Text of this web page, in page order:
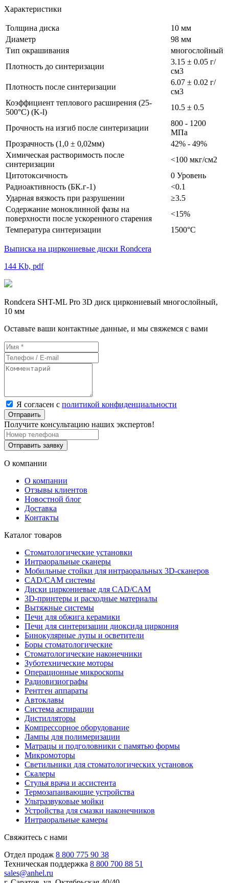
Характеристики
Толщина диска
10 мм
Диаметр
98 мм
Тип окрашивания
многослойный
Плотность до синтеризации
3.15 ± 0.05 г/
см3
Плотность после синтеризации
6.07 ± 0.02 г/
см3
Коэффициент теплового расширения (25-
500°C) (K-l)
10.5 ± 0.5
Прочность на изгиб после синтеризации
800 - 1200
МПа
Прозрачность (1,0 ± 0,02мм)
42% - 49%
Химическая растворимость после
синтеризации
<100 мкг/см2
Цитотоксичность
0 Уровень
Радиоактивность (БК.г-1)
<0.1
Ударная вязкость при разрушении
≥3.5
Содержание моноклинной фазы на
поверхности после ускоренного старения
<15%
Температура синтеризации
1500°C
Выписка на циркониевые диски Rondcera
144 Kb, pdf
Rondcera SHT-ML Pro 3D диск циркониевый многослойный,
10 мм
Оставьте ваши контактные данные, и мы свяжемся с вами
Я согласен с политикой конфиденциальности
Отправить
Получите консультацию наших экспертов!
Отправить заявку
О компании
О компании
Отзывы клиентов
Новостной блог
Доставка
Контакты
Каталог товаров
Стоматологические установки
Интраоральные сканеры
Мобильные стойки для интраоральных 3D-сканеров
CAD/CAM системы
Диски циркониевые для CAD/CAM
3D-принтеры и расходные материалы
Вытяжные системы
Печи для обжига керамики
Печи для синтеризации диоксида циркония
Бинокулярные лупы и осветители
Боры стоматологические
Стоматологические наконечники
Зуботехнические моторы
Операционные микроскопы
Радиовизиографы
Рентген аппараты
Автоклавы
Система аспирации
Дистилляторы
Компрессорное оборудование
Лампы для полимеризации
Матрацы и подголовники с памятью формы
Микромоторы
Светильники для стоматологических установок
Скалеры
Стулья врача и ассистента
Термозапаивающие устройства
Ультразвуковые мойки
Устройства для смазки наконечников
Интраоральные камеры
Свяжитесь с нами
Отдел продаж 8 800 775 90 38
Техническая поддержка 8 800 700 88 51
sales@anhel.ru